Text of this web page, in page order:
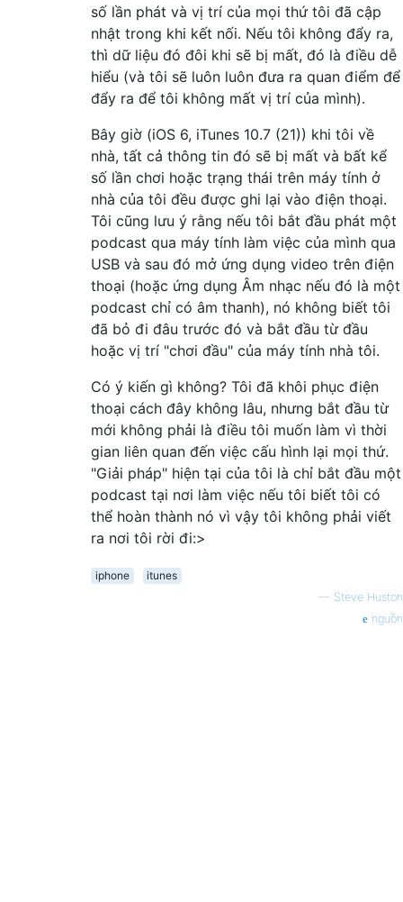
số lần phát và vị trí của mọi thứ tôi đã cập
nhật trong khi kết nối. Nếu tôi không đẩy ra,
thì dữ liệu đó đôi khi sẽ bị mất, đó là điều dễ
hiểu (và tôi sẽ luôn luôn đưa ra quan điểm để
đẩy ra để tôi không mất vị trí của mình).
Bây giờ (iOS 6, iTunes 10.7 (21)) khi tôi về
nhà, tất cả thông tin đó sẽ bị mất và bất kể
số lần chơi hoặc trạng thái trên máy tính ở
nhà của tôi đều được ghi lại vào điện thoại.
Tôi cũng lưu ý rằng nếu tôi bắt đầu phát một
podcast qua máy tính làm việc của mình qua
USB và sau đó mở ứng dụng video trên điện
thoại (hoặc ứng dụng Âm nhạc nếu đó là một
podcast chỉ có âm thanh), nó không biết tôi
đã bỏ đi đâu trước đó và bắt đầu từ đầu
hoặc vị trí "chơi đầu" của máy tính nhà tôi.
Có ý kiến ​​gì không? Tôi đã khôi phục điện
thoại cách đây không lâu, nhưng bắt đầu từ
mới không phải là điều tôi muốn làm vì thời
gian liên quan đến việc cấu hình lại mọi thứ.
"Giải pháp" hiện tại của tôi là chỉ bắt đầu một
podcast tại nơi làm việc nếu tôi biết tôi có
thể hoàn thành nó vì vậy tôi không phải viết
ra nơi tôi rời đi:>
iphone
itunes
— Steve Huston
nguồn